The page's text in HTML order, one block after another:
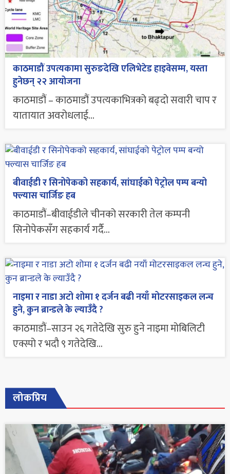
काठमाडौं उपत्यकामा सुरुङदेखि एलिभेटेड हाइवेसम्म, यस्ता
हुनेछन् २२ आयोजना
काठमाडौं – काठमाडौं उपत्यकाभित्रको बढ्दो सवारी चाप र
यातायात अवरोधलाई...
बीवाईडी र सिनोपेकको सहकार्य, सांघाईको पेट्रोल पम्प बन्यो
फ्ल्यास चार्जिङ हब
काठमाडौं–बीवाईडीले चीनको सरकारी तेल कम्पनी
सिनोपेकसँग सहकार्य गर्दै...
नाइमा र नाडा अटो शोमा १ दर्जन बढी नयाँ मोटरसाइकल लन्च
हुने, कुन ब्रान्डले के ल्याउँदै ?
काठमाडौं–साउन २६ गतेदेखि सुरु हुने नाइमा मोबिलिटी
एक्स्पो र भदौ ९ गतेदेखि...
लोकप्रिय